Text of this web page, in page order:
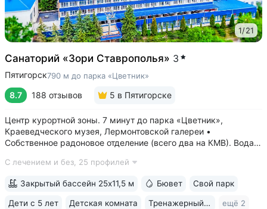
1/21
Санаторий «Зори Ставрополья» 3
Пятигорск790 м до парка «Цветник»
8.7 188 отзывов 5 в Пятигорске
Центр курортной зоны. 7 минут до парка «Цветник»,
Краеведческого музея, Лермонтовской галереи •
Собственное радоновое отделение (всего два на КМВ). Вода
сохраняя все полезные свойства • Сероводородные ванны
С лечением и без, 25 профилей
Закрытый бассейн 25x11,5 м Бювет Свой парк
Дети с 5 лет Детская комната Тренажерный зал ещё 2